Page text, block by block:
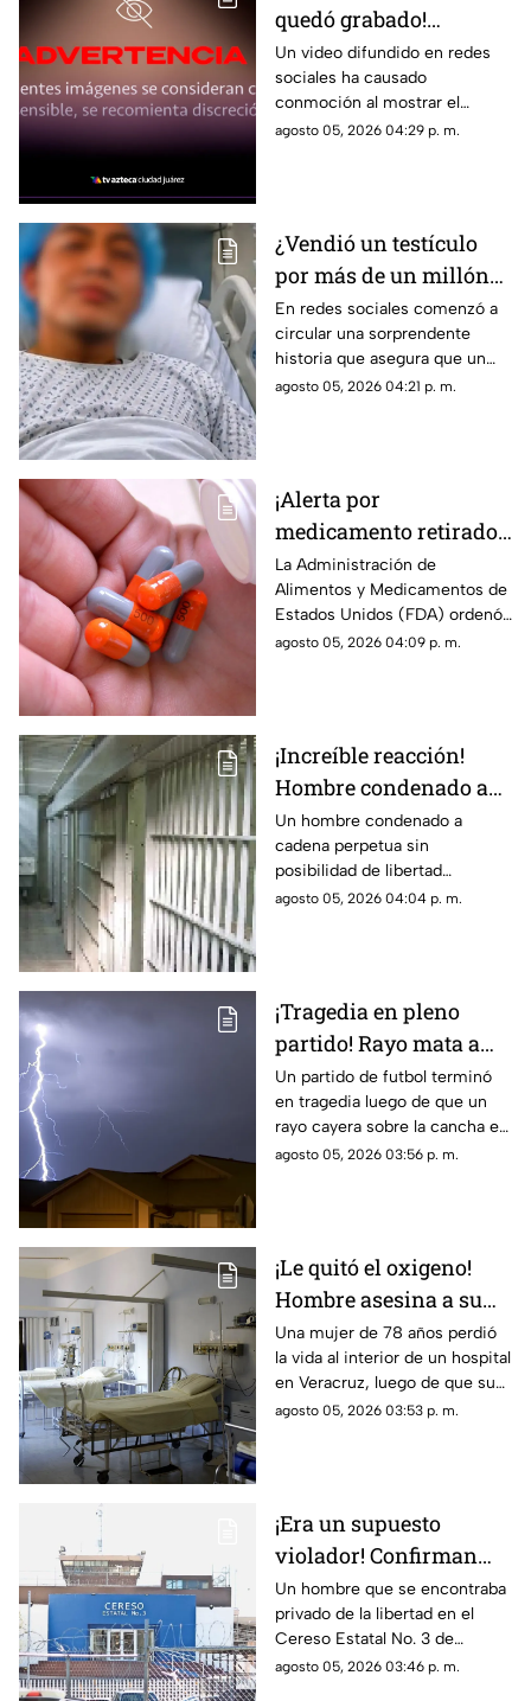
quedó grabado!
Montacargas atropella
a un trabajador en una
zona portuaria y el
video se vuelve viral
Un video difundido en redes
sociales ha causado
conmoción al mostrar el
momento en que un trabajador
agosto 05, 2026 04:29 p. m.
¿Vendió un testículo
por más de un millón
de pesos? Esta es la
verdad detrás de la
historia que se hizo
viral
En redes sociales comenzó a
circular una sorprendente
historia que asegura que un
joven vendió uno de sus
comentarios y compartidos
debido a lo inusual del
supuesto caso.
agosto 05, 2026 04:21 p. m.
¡Alerta por
medicamento retirado!
Sacan del mercado más
de 580 mil frascos con
pastillas para la
presión por posible
La Administración de
Alimentos y Medicamentos de
Estados Unidos (FDA) ordenó
el retiro de más de 580 mil
una exposición prolongada,
podría aumentar el riesgo de
desarrollar cáncer.
agosto 05, 2026 04:09 p. m.
¡Increíble reacción!
Hombre condenado a
cadena perpetua rompe
en llanto porque nunca
podrá jugar GTA VI
Un hombre condenado a
cadena perpetua sin
posibilidad de libertad
condicional protagonizó una
agosto 05, 2026 04:04 p. m.
¡Tragedia en pleno
partido! Rayo mata a
futbolista y deja 12
heridos (Videos)
Un partido de futbol terminó
en tragedia luego de que un
rayo cayera sobre la cancha en
medio de una tormenta,
agosto 05, 2026 03:56 p. m.
¡Le quitó el oxigeno!
Hombre asesina a su
suegra mientras la
cuidaba dentro de un
hospital
Una mujer de 78 años perdió
la vida al interior de un hospital
en Veracruz, luego de que su
yerno presuntamente le
agosto 05, 2026 03:53 p. m.
¡Era un supuesto
violador! Confirman
muerte de un interno
del Cereso 3 mientras
recibía atención
médica
Un hombre que se encontraba
privado de la libertad en el
Cereso Estatal No. 3 de
Ciudad Juárez falleció la noche
agosto 05, 2026 03:46 p. m.